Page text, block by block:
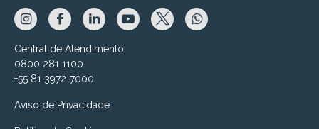
Central de Atendimento
0800 281 1100
+55 81 3972-7000
Aviso de Privacidade